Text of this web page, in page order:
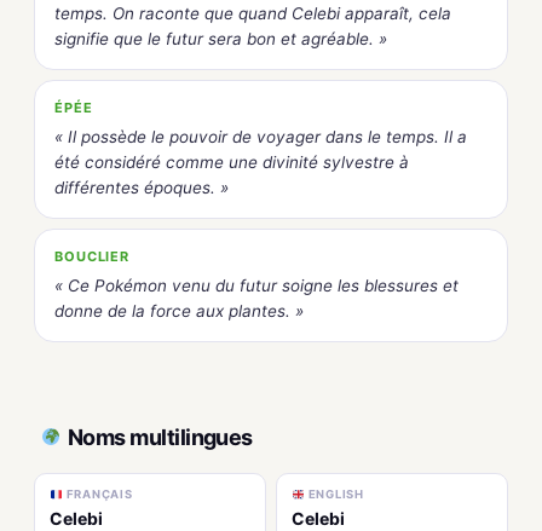
temps. On raconte que quand Celebi apparaît, cela
signifie que le futur sera bon et agréable. »
ÉPÉE
« Il possède le pouvoir de voyager dans le temps. Il a
été considéré comme une divinité sylvestre à
différentes époques. »
BOUCLIER
« Ce Pokémon venu du futur soigne les blessures et
donne de la force aux plantes. »
Noms multilingues
FRANÇAIS
Celebi
ENGLISH
Celebi